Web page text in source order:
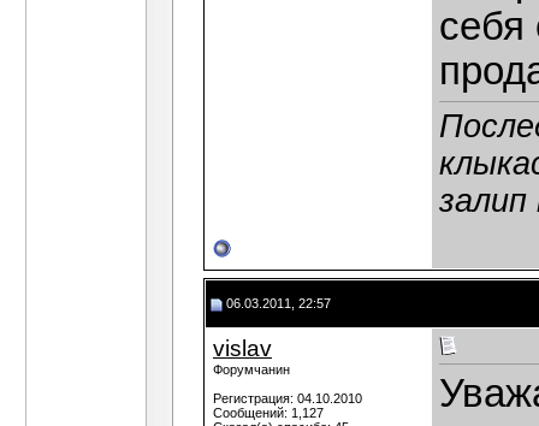
себя
залип
06.03.2011, 22:57
vislav
Форумчанин
Регистрация: 04.10.2010
Сообщений: 1,127